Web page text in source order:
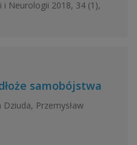
i Neurologii 2018, 34 (1),
samobójstwa
Dziuda, Przemysław